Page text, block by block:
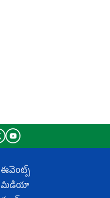
ఈవెంట్స్
మీడియా